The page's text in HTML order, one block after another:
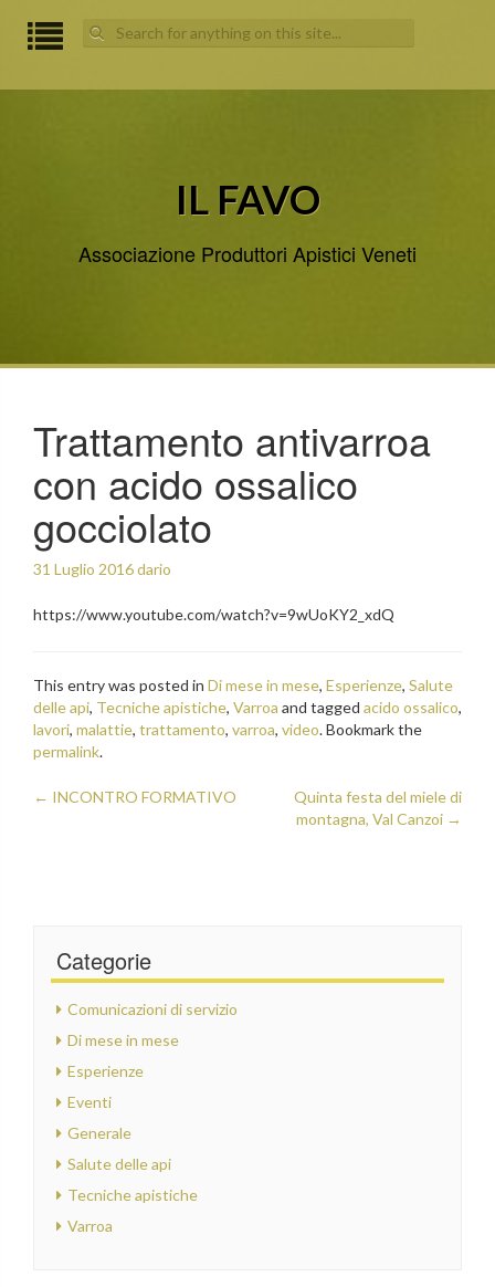
Search
for:
IL FAVO
Associazione Produttori Apistici Veneti
Trattamento antivarroa
con acido ossalico
gocciolato
31 Luglio 2016dario
https://www.youtube.com/watch?v=9wUoKY2_xdQ
This entry was posted in Di mese in mese, Esperienze, Salute
delle api, Tecniche apistiche, Varroa and tagged acido ossalico,
lavori, malattie, trattamento, varroa, video. Bookmark the
permalink.
Post
← INCONTRO FORMATIVO
Quinta festa del miele di
montagna, Val Canzoi →
Categorie
Comunicazioni di servizio
Di mese in mese
Esperienze
Eventi
Generale
Salute delle api
Tecniche apistiche
Varroa